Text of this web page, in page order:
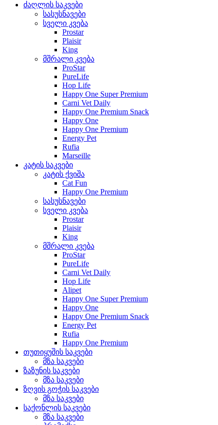
ძაღლის საკვები
სასუსნავები
სველი კვება
Prostar
Plaisir
King
მშრალი კვება
ProStar
PureLife
Hop Life
Happy One Super Premium
Carni Vet Daily
Happy One Premium Snack
Happy One
Happy One Premium
Energy Pet
Rufia
Marseille
კატის საკვები
კატის ქვიშა
Cat Fun
Happy One Premium
სასუსნავები
სველი კვება
Prostar
Plaisir
King
მშრალი კვება
ProStar
PureLife
Carni Vet Daily
Hop Life
Alipet
Happy One Super Premium
Happy One
Happy One Premium Snack
Energy Pet
Rufia
Happy One Premium
თუთიყუშის საკვები
მზა საკვები
ზაზუნის საკვები
მზა საკვები
ზღვის გოჭის საკვები
მზა საკვები
საქონლის საკვები
მზა საკვები